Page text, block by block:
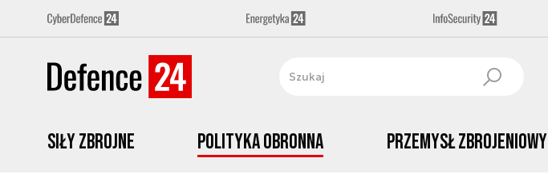
Siły zbrojne Polityka obronna Przemysł Zbrojeniowy